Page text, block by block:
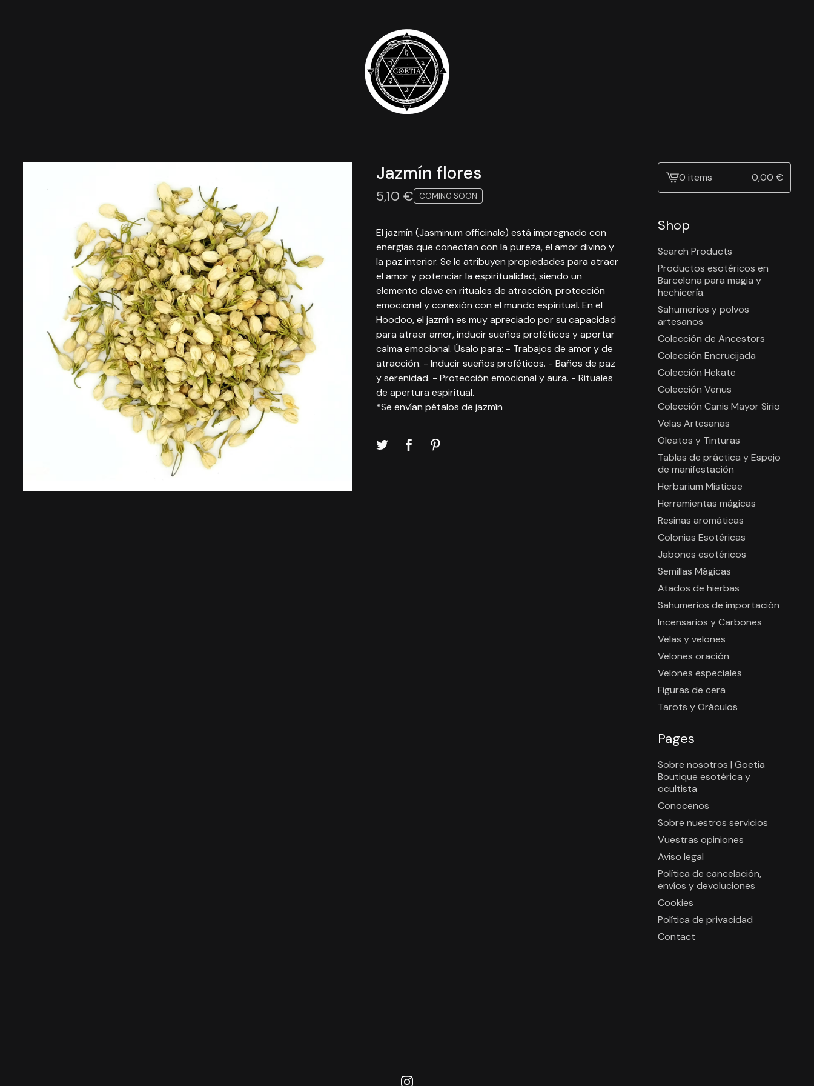
Jazmín flores
5,10€ COMING SOON
El jazmín (Jasminum officinale) está impregnado con
energías que conectan con la pureza, el amor divino y
la paz interior. Se le atribuyen propiedades para atraer
el amor y potenciar la espiritualidad, siendo un
elemento clave en rituales de atracción, protección
emocional y conexión con el mundo espiritual. En el
Hoodoo, el jazmín es muy apreciado por su capacidad
para atraer amor, inducir sueños proféticos y aportar
calma emocional. Úsalo para: - Trabajos de amor y de
atracción. - Inducir sueños proféticos. - Baños de paz
y serenidad. - Protección emocional y aura. - Rituales
de apertura espiritual.
*Se envían pétalos de jazmín
View0 items 0,00 €
Shop
Search Products
Productos esotéricos en
Barcelona para magia y
hechicería.
Sahumerios y polvos
artesanos
Colección de Ancestors
Colección Encrucijada
Colección Hekate
Colección Venus
Colección Canis Mayor Sirio
Velas Artesanas
Oleatos y Tinturas
Tablas de práctica y Espejo
de manifestación
Herbarium Misticae
Herramientas mágicas
Resinas aromáticas
Colonias Esotéricas
Jabones esotéricos
Semillas Mágicas
Atados de hierbas
Sahumerios de importación
Incensarios y Carbones
Velas y velones
Velones oración
Velones especiales
Figuras de cera
Tarots y Oráculos
Pages
Sobre nosotros | Goetia
Boutique esotérica y
ocultista
Conocenos
Sobre nuestros servicios
Vuestras opiniones
Aviso legal
Política de cancelación,
envíos y devoluciones
Cookies
Política de privacidad
Contact